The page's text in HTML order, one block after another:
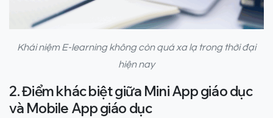
Khái niệm E-learning không còn quá xa lạ trong thời đại
hiện nay
2. Điểm khác biệt giữa Mini App giáo dục
và Mobile App giáo dục